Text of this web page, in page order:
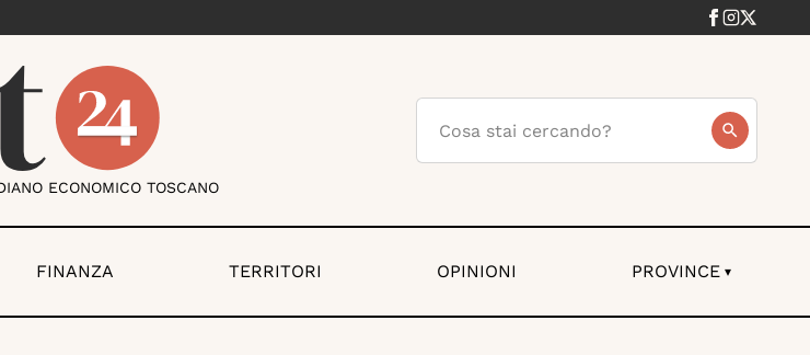
ECONOMICO TOSCANO
FINANZA TERRITORI OPINIONI PROVINCE ▾